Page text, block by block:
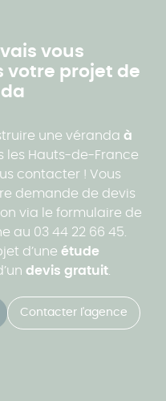
vous
votre projet de
une véranda à
les Hauts-de-France
contacter ! Vous
demande de devis
via le formulaire de
au 03 44 22 66 45.
d’une étude
devis gratuit.
Contacter l'agence